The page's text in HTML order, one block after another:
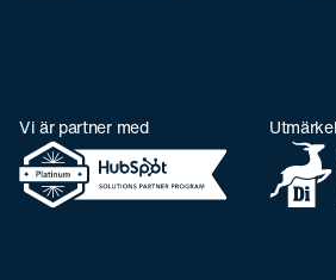
Vi är partner med